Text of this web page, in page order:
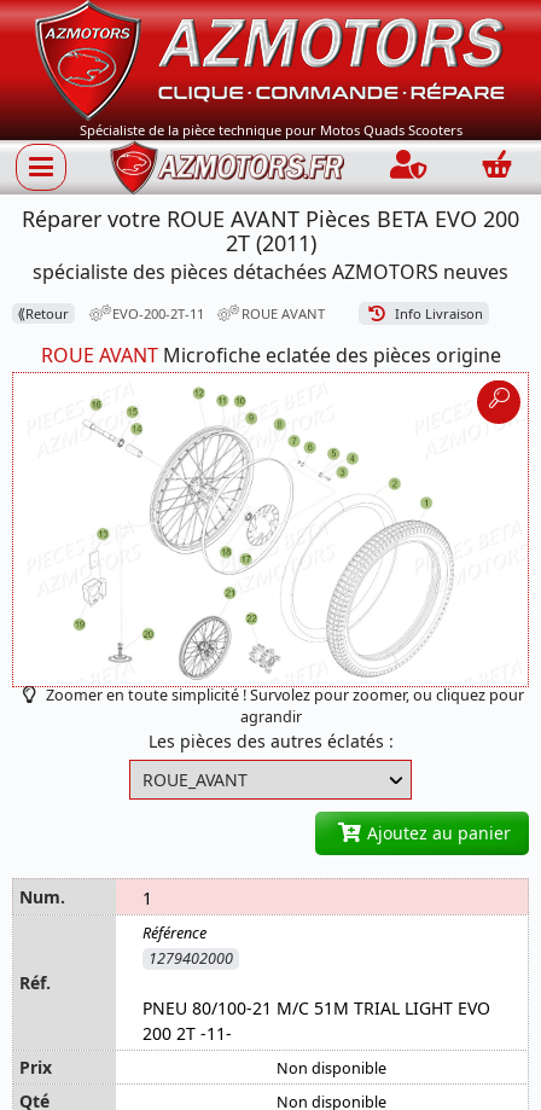
Spécialiste de la pièce technique pour Motos Quads Scooters
Connection
Réparer votre ROUE AVANT Pièces BETA EVO 200
2T (2011)
spécialiste des pièces détachées AZMOTORS neuves
⟪Retour EVO-200-2T-11 ROUE AVANT Info Livraison
ROUE AVANTMicrofiche eclatée des pièces origine
Zoomer en toute simplicité ! Survolez pour zoomer, ou cliquez pour
agrandir
Les pièces des autres éclatés :
Ajoutez au panier
1
1279402000
PNEU 80/100-21 M/C 51M TRIAL LIGHT EVO
200 2T -11-
Non disponible
Non disponible